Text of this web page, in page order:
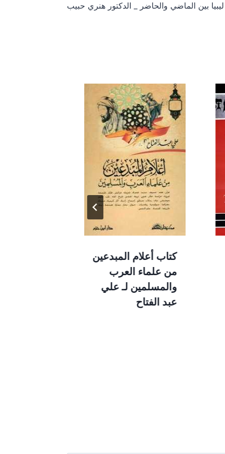
ليبيا بين الماضي والحاضر _ الدكتور هنري حبيب
كتاب أعلام المبدعين
من علماء العرب
والمسلمين لـ علي
عبد الفتاح